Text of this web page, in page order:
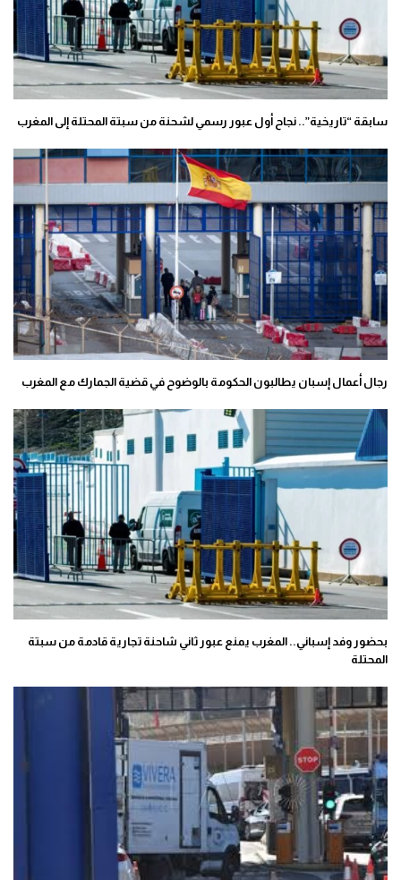
سابقة “تاريخية”.. نجاح أول عبور رسمي لشحنة من سبتة المحتلة إلى المغرب
رجال أعمال إسبان يطالبون الحكومة بالوضوح في قضية الجمارك مع المغرب
بحضور وفد إسباني.. المغرب يمنع عبور ثاني شاحنة تجارية قادمة من سبتة
المحتلة